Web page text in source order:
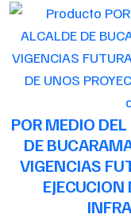
POR MEDIO
DE
VIGENCIAS